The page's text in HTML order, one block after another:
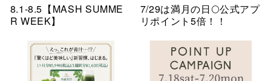
8.1-8.5【MASH SUMME
R WEEK】
7/29は満月の日🌕公式アプ
リポイント5倍！！